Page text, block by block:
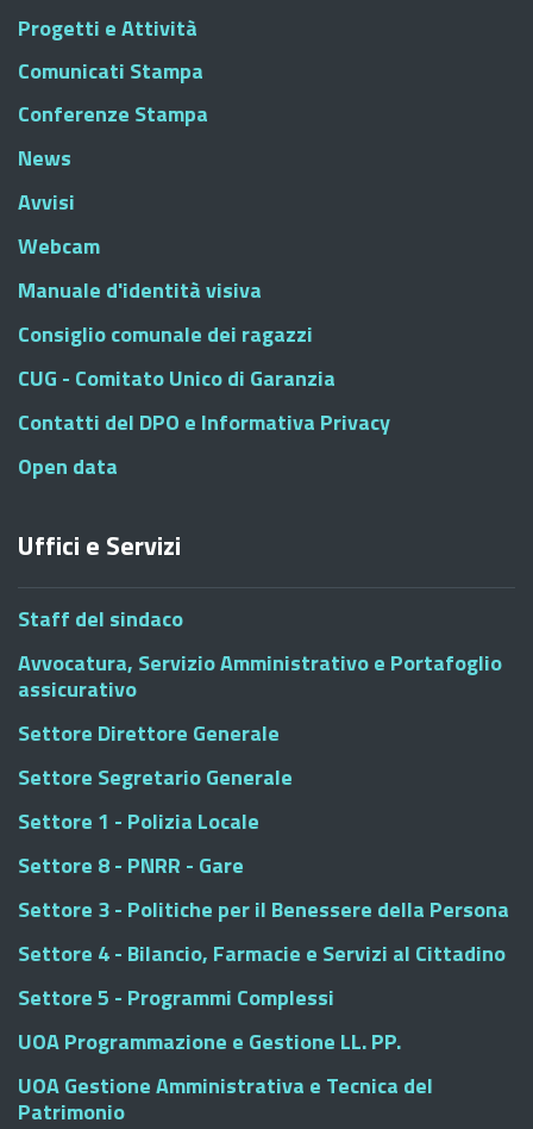
Progetti e Attività
Comunicati Stampa
Conferenze Stampa
News
Avvisi
Webcam
Manuale d'identità visiva
Consiglio comunale dei ragazzi
CUG - Comitato Unico di Garanzia
Contatti del DPO e Informativa Privacy
Open data
Uffici e Servizi
Staff del sindaco
Avvocatura, Servizio Amministrativo e Portafoglio
assicurativo
Settore Direttore Generale
Settore Segretario Generale
Settore 1 - Polizia Locale
Settore 8 - PNRR - Gare
Settore 3 - Politiche per il Benessere della Persona
Settore 4 - Bilancio, Farmacie e Servizi al Cittadino
Settore 5 - Programmi Complessi
UOA Programmazione e Gestione LL. PP.
UOA Gestione Amministrativa e Tecnica del
Patrimonio